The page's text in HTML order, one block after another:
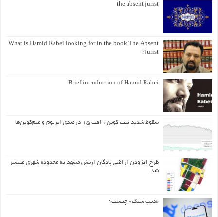
the absent jurist
What is Hamid Rabei looking for in the book The Absent
Jurist?
Brief introduction of Hamid Rabei
سقوط شدید بیت کوین ؛ افت ۱۵ درصدی اتریوم و میم‌کوین‌ها
طرح افزودن اراضی پادگان ارتش مشهد به محدوده شهری منتشر
شد
«دیپ سیک» چیست؟